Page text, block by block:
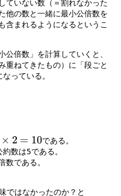
ていない数（＝割れなかった
他の数と一緒に最小公倍数を
含まれるようになるというこ
倍数」を計算していくと、
重ねてきたもの）に「段ごと
っている。
× 2 = 10である。
数は5である。
数である。
ではなかったのか？と